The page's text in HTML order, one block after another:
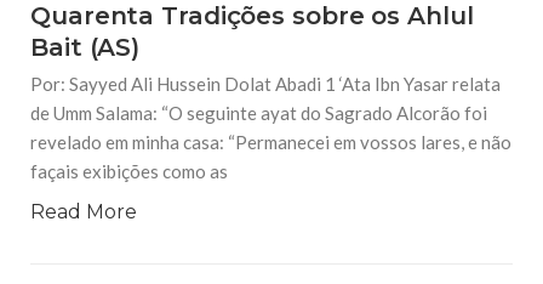
Quarenta Tradições sobre os Ahlul
Bait (AS)
Por: Sayyed Ali Hussein Dolat Abadi 1 ‘Ata Ibn Yasar relata
de Umm Salama: “O seguinte ayat do Sagrado Alcorão foi
revelado em minha casa: “Permanecei em vossos lares, e não
façais exibições como as
Read More